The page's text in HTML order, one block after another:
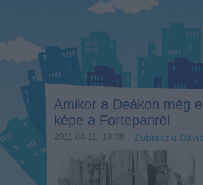
Amikor a Deákon még
képe a Fortepanról
2011.04.11. 19:38 Zubreczki